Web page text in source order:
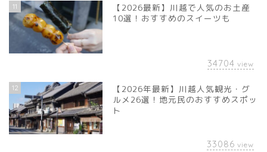
11
【2026最新】川越で人気のお土産
10選！おすすめのスイーツも
34704 view
12
【2026年最新】川越人気観光・グ
ルメ26選！地元民のおすすめスポッ
ト
33086 view